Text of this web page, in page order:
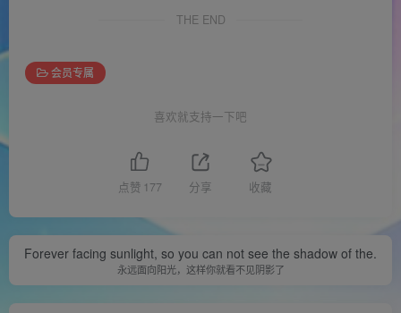
THE END
会员专属
喜欢就支持一下吧
点赞 177 分享 收藏
Forever facing sunlight, so you can not see the shadow of the.
永远面向阳光，这样你就看不见阴影了